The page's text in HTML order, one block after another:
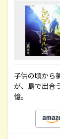
子供の頃から
が、島で出合
憶。